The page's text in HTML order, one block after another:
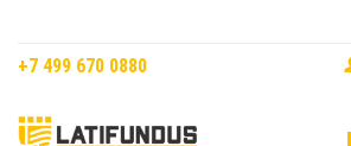
+7 499 670 0880